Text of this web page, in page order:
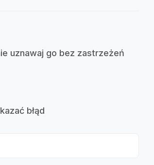
uznawaj go bez zastrzeżeń
błąd